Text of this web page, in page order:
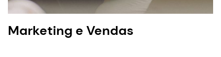
Marketing e Vendas